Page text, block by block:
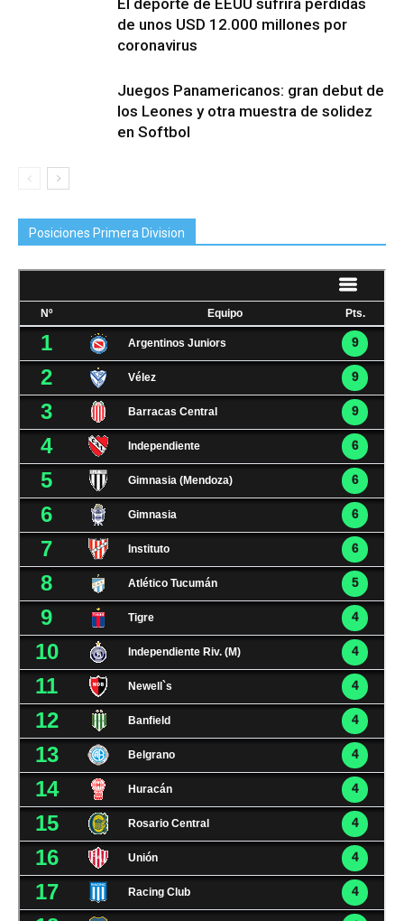
El deporte de EEUU sufrirá pérdidas
de unos USD 12.000 millones por
coronavirus
Juegos Panamericanos: gran debut de
los Leones y otra muestra de solidez
en Softbol
Posiciones Primera Division